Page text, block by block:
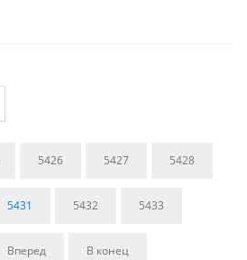
5426 5427 5428
5431 5432 5433
Вперед В конец